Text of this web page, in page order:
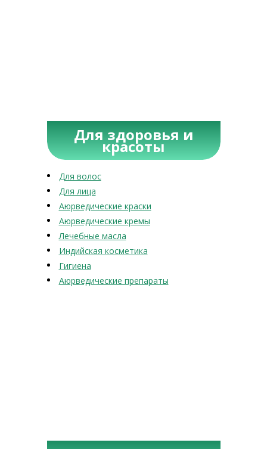
Для здоровья и
красоты
Для волос
Для лица
Аюрведические краски
Аюрведические кремы
Лечебные масла
Индийская косметика
Гигиена
Аюрведические препараты